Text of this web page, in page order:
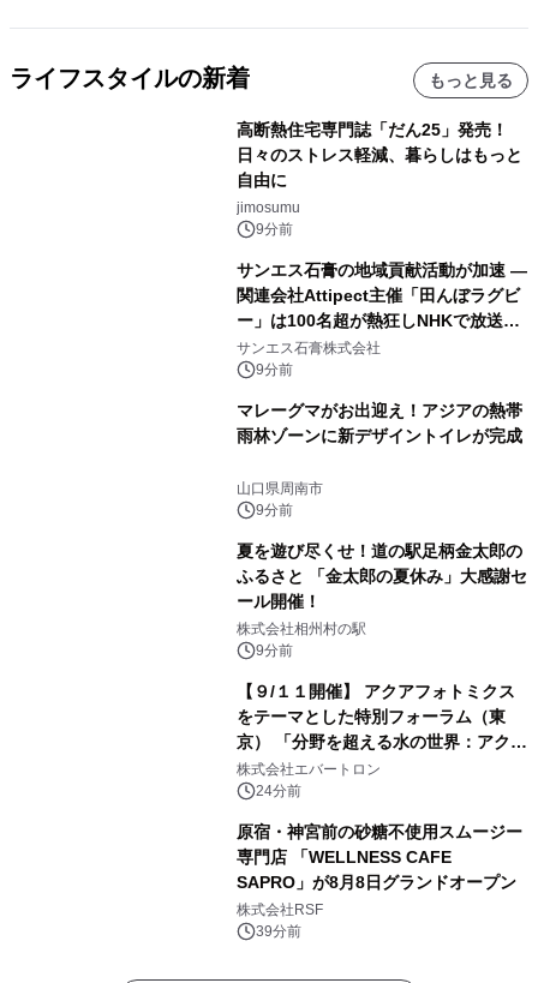
ライフスタイルの新着 もっと見る
高断熱住宅専門誌「だん25」発売！
日々のストレス軽減、暮らしはもっと
自由に
jimosumu
9分前
サンエス石膏の地域貢献活動が加速 ―
関連会社Attipect主催「田んぼラグビ
ー」は100名超が熱狂しNHKで放送さ
れました。
サンエス石膏株式会社
9分前
マレーグマがお出迎え！アジアの熱帯
雨林ゾーンに新デザイントイレが完成
山口県周南市
9分前
夏を遊び尽くせ！道の駅足柄金太郎の
ふるさと 「金太郎の夏休み」大感謝セ
ール開催！
株式会社相州村の駅
9分前
【９/１１開催】 アクアフォトミクス
をテーマとした特別フォーラム（東
京） 「分野を超える水の世界：アクア
フォトミクスが切り拓く新しい科学の
地平」を開催
株式会社エバートロン
24分前
原宿・神宮前の砂糖不使用スムージー
専門店 「WELLNESS CAFE
SAPRO」が8月8日グランドオープン
株式会社RSF
39分前